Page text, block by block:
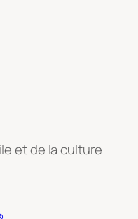
et de la culture